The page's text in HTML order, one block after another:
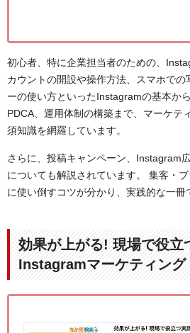
初心者、特に企業担当者のための、
カウントの開設や操作方法、スマホでの
ーの使い方といったInstagramの基本か
PDCA、運用体制の構築まで、マーケテ
須知識を網羅しています。
さらに、投稿キャンペーン、Instagram
についても解説されています。 集客・
に使い倒すコツが分かり、実践的な一冊
効果が上がる! 現場で役立
Instagramマーケティング